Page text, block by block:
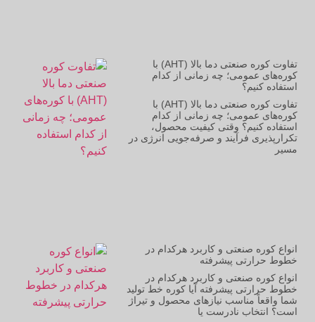
تفاوت کوره صنعتی دما بالا (AHT) با
کوره‌های عمومی؛ چه زمانی از کدام
استفاده کنیم؟
تفاوت کوره صنعتی دما بالا (AHT) با
کوره‌های عمومی؛ چه زمانی از کدام
استفاده کنیم؟ وقتی کیفیت محصول،
تکرارپذیری فرآیند و صرفه‌جویی انرژی در
مسیر
انواع کوره صنعتی و کاربرد هرکدام در
خطوط حرارتی پیشرفته
انواع کوره صنعتی و کاربرد هرکدام در
خطوط حرارتی پیشرفته آیا کوره خط تولید
شما واقعاً مناسب نیازهای محصول و تیراژ
است؟ انتخاب نادرست یا